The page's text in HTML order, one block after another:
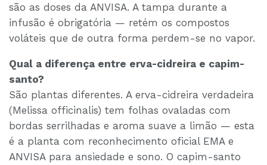
são as doses da ANVISA. A tampa durante a
infusão é obrigatória — retém os compostos
voláteis que de outra forma perdem-se no vapor.
Qual a diferença entre erva-cidreira e capim-
santo?
São plantas diferentes. A erva-cidreira verdadeira
(Melissa officinalis) tem folhas ovaladas com
bordas serrilhadas e aroma suave a limão — esta
é a planta com reconhecimento oficial EMA e
ANVISA para ansiedade e sono. O capim-santo